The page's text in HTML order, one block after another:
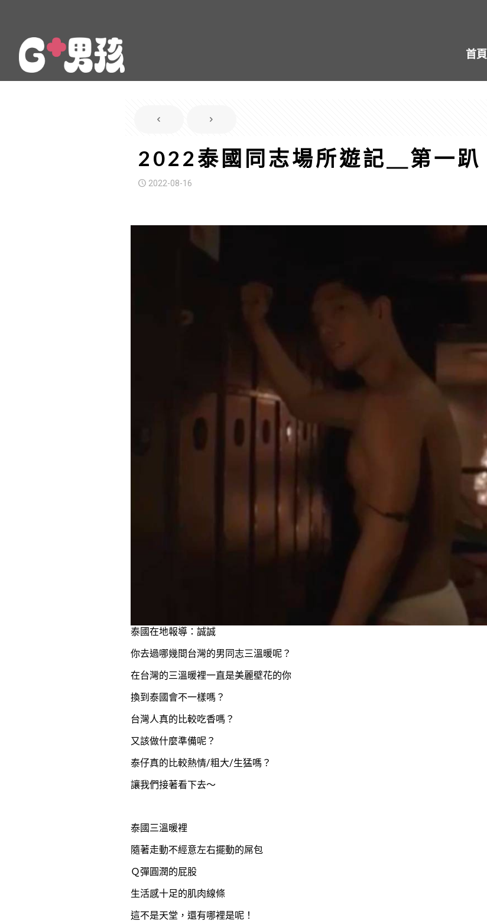
首頁
2022泰國同志場所遊記＿第一趴
2022-08-16
泰國在地報導：誠誠
你去過哪幾間台灣的男同志三溫暖呢？
在台灣的三溫暖裡一直是美麗壁花的你
換到泰國會不一樣嗎？
台灣人真的比較吃香嗎？
又該做什麼準備呢？
泰仔真的比較熱情/粗大/生猛嗎？
讓我們接著看下去～
泰國三溫暖裡
隨著走動不經意左右擺動的屌包
Ｑ彈圓潤的屁股
生活感十足的肌肉線條
這不是天堂，還有哪裡是呢！